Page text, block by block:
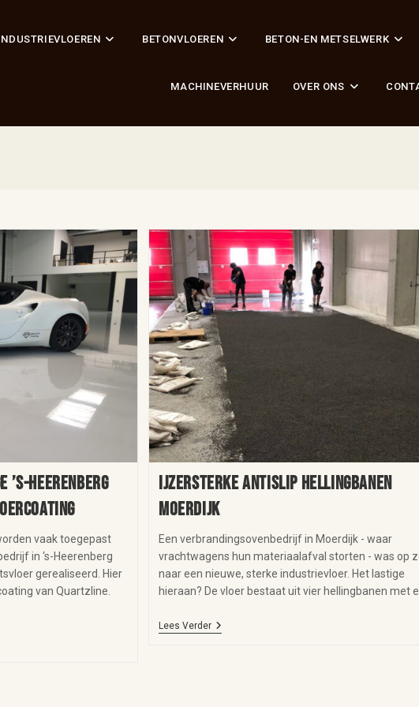
BETONVLOEREN BETON-EN METSELWERK
MACHINEVERHUUR OVER ONS
Heerenberg
vaak toegepast
in ‘s-Heerenberg
gerealiseerd. Hier
van Quartzline.
IJzersterke antislip hellingbanen
Moerdijk
Een verbrandingsovenbedrijf in Moerdijk - waar
vrachtwagens hun materiaalafval storten - was op
naar een nieuwe, sterke industrievloer. Het lastige
hieraan? De vloer bestaat uit vier hellingbanen met
Lees Verder